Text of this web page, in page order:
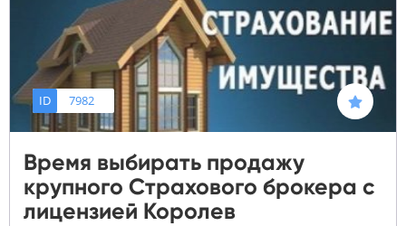
ID 7982
Время выбирать продажу
крупного Страхового брокера с
лицензией Королев